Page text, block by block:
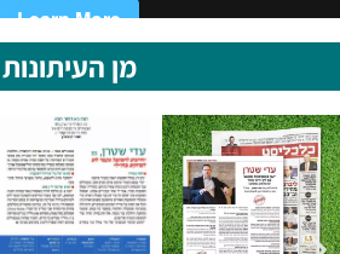
מן העיתונות